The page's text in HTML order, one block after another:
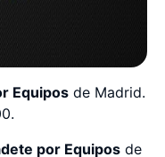
Equipos de Madrid.
por Equipos de